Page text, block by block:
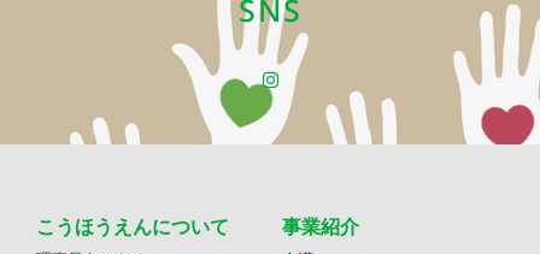
SNS
こうほうえんについて 事業紹介